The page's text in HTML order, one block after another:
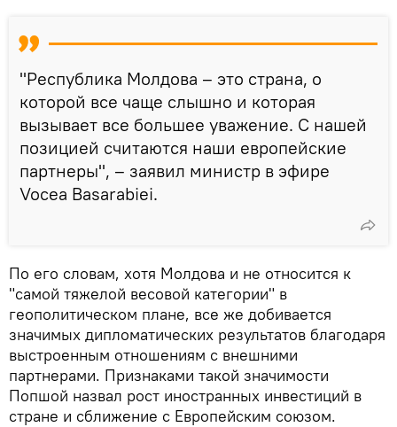
"Республика Молдова – это страна, о
которой все чаще слышно и которая
вызывает все большее уважение. С нашей
позицией считаются наши европейские
партнеры", – заявил министр в эфире
Vocea Basarabiei.
По его словам, хотя Молдова и не относится к
"самой тяжелой весовой категории" в
геополитическом плане, все же добивается
значимых дипломатических результатов благодаря
выстроенным отношениям с внешними
партнерами. Признаками такой значимости
Попшой назвал рост иностранных инвестиций в
стране и сближение с Европейским союзом.